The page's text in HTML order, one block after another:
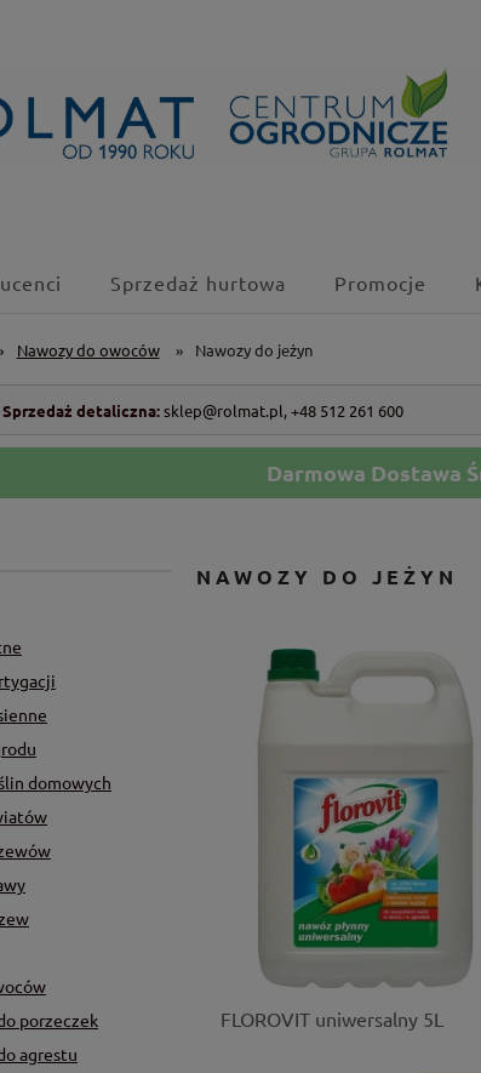
Sprzedaż hurtowa Promocje
Nawozy do owoców » Nawozy do jeżyn
Sprzedaż detaliczna: sklep@rolmat.pl, +48 512 261 600
Darmowa Dostawa
domowych
porzeczek
agrestu
NAWOZY DO JEŻYN
FLOROVIT uniwersalny 5L